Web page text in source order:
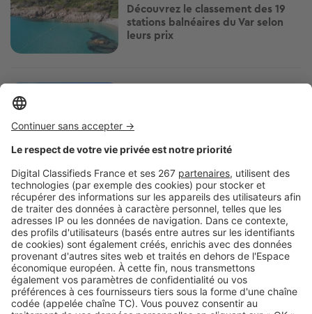
Découvrez le classement des 19
stations balnéaires du Var selon
leurs prix
Image
balnéaires du Calvados : notre
classement